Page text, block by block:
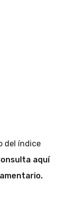
del índice
aquí